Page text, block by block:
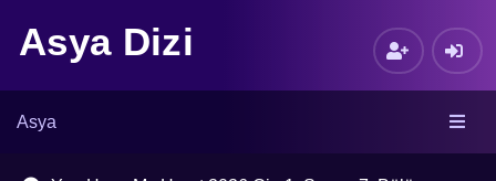
Asya Dizi
Asya